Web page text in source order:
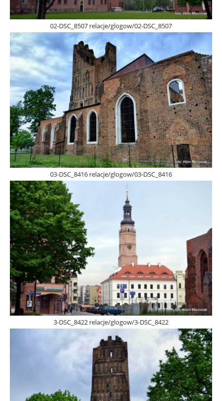
02-DSC_8507 relacje/glogow/02-DSC_8507
03-DSC_8416 relacje/glogow/03-DSC_8416
3-DSC_8422 relacje/glogow/3-DSC_8422